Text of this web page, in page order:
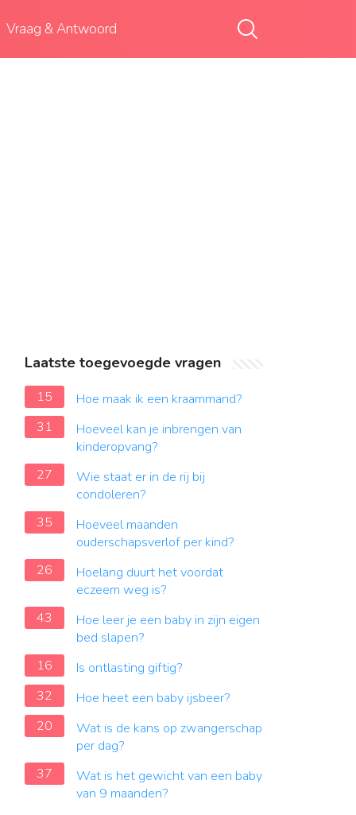
Vraag & Antwoord
Laatste toegevoegde vragen
15
Hoe maak ik een kraammand?
31
Hoeveel kan je inbrengen van
kinderopvang?
27
Wie staat er in de rij bij
condoleren?
35
Hoeveel maanden
ouderschapsverlof per kind?
26
Hoelang duurt het voordat
eczeem weg is?
43
Hoe leer je een baby in zijn eigen
bed slapen?
16
Is ontlasting giftig?
32
Hoe heet een baby ijsbeer?
20
Wat is de kans op zwangerschap
per dag?
37
Wat is het gewicht van een baby
van 9 maanden?